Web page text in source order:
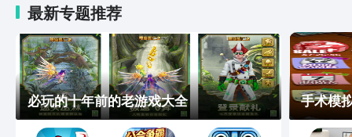
最新专题推荐
必玩的十年前的老游戏大全 手术模